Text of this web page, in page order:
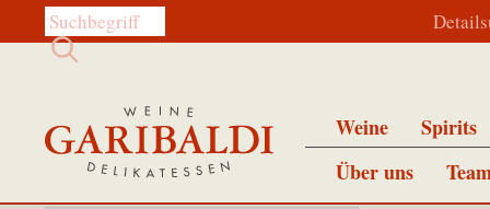
Diese Website durchsuchen:
Weine
Spirits
Über uns